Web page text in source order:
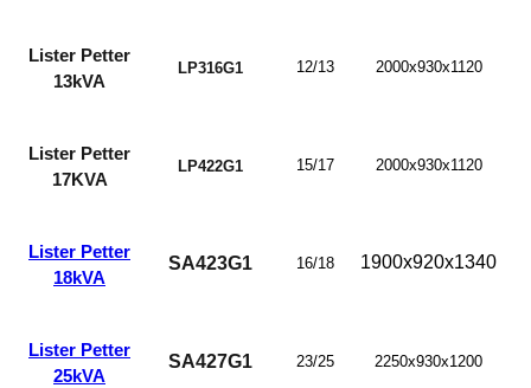
Lister Petter
13kVA
LP316G1 12/13 2000x930x1120
Lister Petter
17KVA
LP422G1 15/17 2000x930x1120
Lister Petter
18kVA
SA423G1 16/18 1900x920x1340
Lister Petter
25kVA
SA427G1 23/25 2250x930x1200